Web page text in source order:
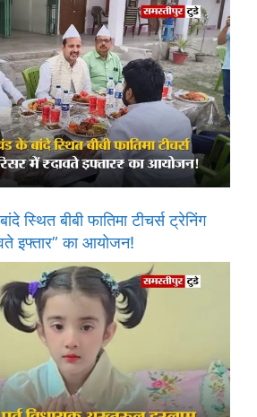
स्थित बीबी फातिमा टीचर्स ट्रेनिंग
इफ्तार” का आयोजन!